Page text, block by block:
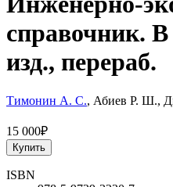
справочник.
изд., перераб.
Тимонин А. С., Абиев Р. Ш.,
15 000₽
Купить
ISBN